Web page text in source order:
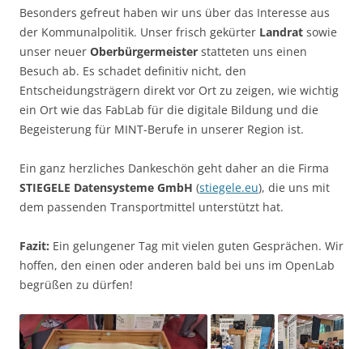
Besonders gefreut haben wir uns über das Interesse aus
der Kommunalpolitik. Unser frisch gekürter Landrat sowie
unser neuer Oberbürgermeister statteten uns einen
Besuch ab. Es schadet definitiv nicht, den
Entscheidungsträgern direkt vor Ort zu zeigen, wie wichtig
ein Ort wie das FabLab für die digitale Bildung und die
Begeisterung für MINT-Berufe in unserer Region ist.
Ein ganz herzliches Dankeschön geht daher an die Firma
STIEGELE Datensysteme GmbH (stiegele.eu), die uns mit
dem passenden Transportmittel unterstützt hat.
Fazit: Ein gelungener Tag mit vielen guten Gesprächen. Wir
hoffen, den einen oder anderen bald bei uns im OpenLab
begrüßen zu dürfen!